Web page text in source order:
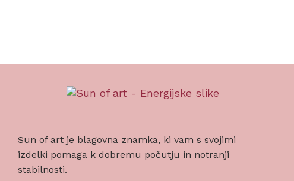
Sun of art je blagovna znamka, ki vam s svojimi
izdelki pomaga k dobremu počutju in notranji
stabilnosti.